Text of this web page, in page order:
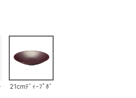
21cmﾃﾞｨｰﾌﾟﾎﾞ